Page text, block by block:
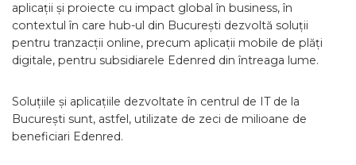
aplicații și proiecte cu impact global în business, în
contextul în care hub-ul din București dezvoltă soluții
pentru tranzacții online, precum aplicații mobile de plăți
digitale, pentru subsidiarele Edenred din întreaga lume.
Soluțiile și aplicațiile dezvoltate în centrul de IT de la
București sunt, astfel, utilizate de zeci de milioane de
beneficiari Edenred.